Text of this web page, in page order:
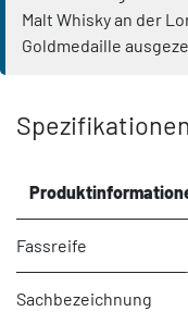
Malt Whisky an der
Goldmedaille
Spezifikationen
Fassreife
Sachbezeichnung